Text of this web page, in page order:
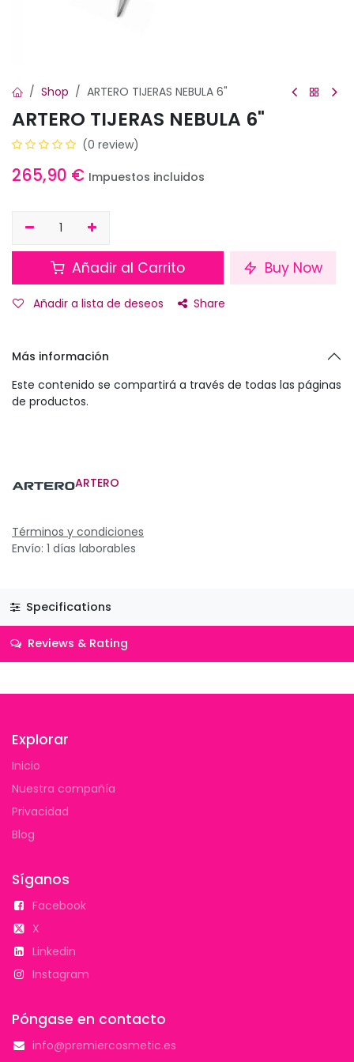
Shop ARTERO TIJERAS NEBULA 6"
ARTERO TIJERAS NEBULA 6"
(0 review)
265,90 € Impuestos incluidos
Añadir al Carrito Buy Now
Añadir a lista de deseos Share
Más información
Este contenido se compartirá a través de todas las páginas
de productos.
ARTERO
Términos y condiciones
Envío: 1 días laborables
Specifications
Reviews & Rating
Explorar
Inicio
Nuestra compañía
Privacidad
Blog
Síganos
Facebook
X
Linkedin
Instagram
Póngase en contacto
info@premiercosmetic.es